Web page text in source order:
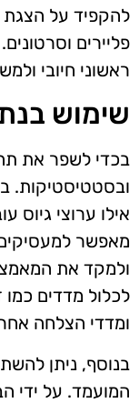
להקפיד על הצגת
פליירים
ראשוני חיובי
שימוש
בכדי לשפר את
ובסטטיסטיקות.
אילו ערוצי גיוס
מאפשר
ולמקד את
לכלול מדדים כמו
ומדדי הצלחה
בנוסף, ניתן
המועמד. על ידי